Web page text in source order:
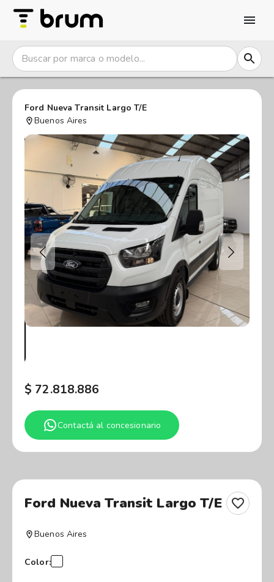
Ford Nueva Transit Largo T/E
Buenos Aires
$ 72.818.886
Contactá al concesionario
Ford Nueva Transit Largo T/E
Buenos Aires
Color: